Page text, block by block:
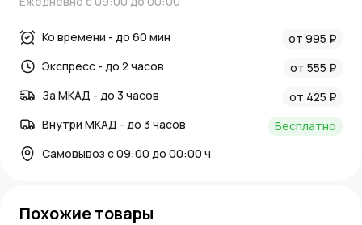
Ко времени - до 60 мин
от 995 ₽
Экспресс - до 2 часов
от 555 ₽
За МКАД - до 3 часов
от 425 ₽
Внутри МКАД - до 3 часов
Бесплатно
Самовывоз с 09:00 до 00:00 ч
Похожие товары